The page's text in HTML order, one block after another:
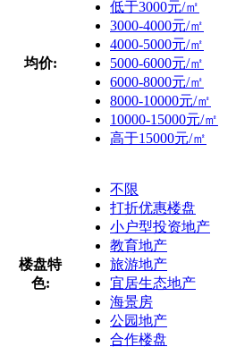
均价:
低于3000元/㎡
3000-4000元/㎡
4000-5000元/㎡
5000-6000元/㎡
6000-8000元/㎡
8000-10000元/㎡
10000-15000元/㎡
高于15000元/㎡
楼盘特
色:
不限
打折优惠楼盘
小户型投资地产
教育地产
旅游地产
宜居生态地产
海景房
公园地产
合作楼盘